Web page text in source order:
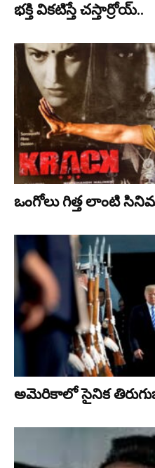
భ‌క్తి విక‌టిస్తే చ‌స్తార్రోయ్‌..
ఒంగోలు గిత్త లాంటి
అమెరికాలో సైనిక